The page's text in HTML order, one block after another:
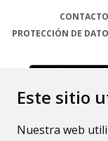
Este sitio
Nuestra web
CONTACTO
PROTECCIÓN DE